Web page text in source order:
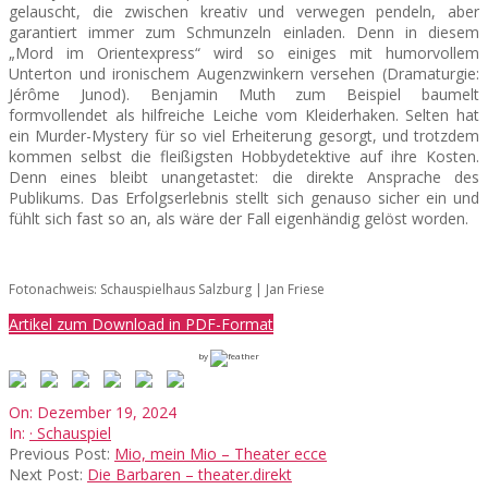
gelauscht, die zwischen kreativ und verwegen pendeln, aber
garantiert immer zum Schmunzeln einladen. Denn in diesem
„Mord im Orientexpress“ wird so einiges mit humorvollem
Unterton und ironischem Augenzwinkern versehen (Dramaturgie:
Jérôme Junod). Benjamin Muth zum Beispiel baumelt
formvollendet als hilfreiche Leiche vom Kleiderhaken. Selten hat
ein Murder-Mystery für so viel Erheiterung gesorgt, und trotzdem
kommen selbst die fleißigsten Hobbydetektive auf ihre Kosten.
Denn eines bleibt unangetastet: die direkte Ansprache des
Publikums. Das Erfolgserlebnis stellt sich genauso sicher ein und
fühlt sich fast so an, als wäre der Fall eigenhändig gelöst worden.
Fotonachweis: Schauspielhaus Salzburg | Jan Friese
Artikel zum Download in PDF-Format
by
2024-
12-
19
On: Dezember 19, 2024
In: · Schauspiel
Previous Post: Mio, mein Mio – Theater ecce
Next Post: Die Barbaren – theater.direkt